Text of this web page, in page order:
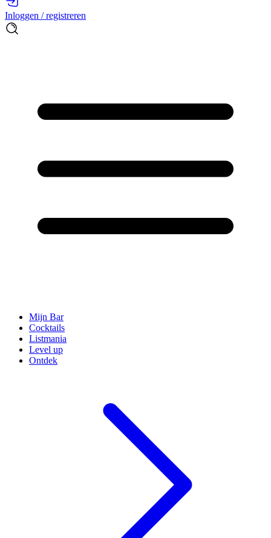
Inloggen / registreren
Mijn Bar
Cocktails
Listmania
Level up
Ontdek